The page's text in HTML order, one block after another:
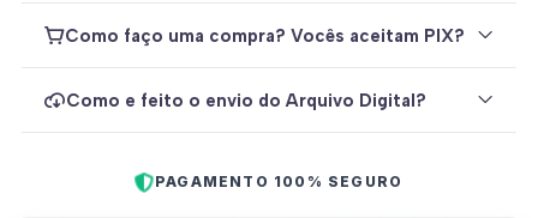
Como faço uma compra? Vocês aceitam PIX?
Como e feito o envio do Arquivo Digital?
PAGAMENTO 100% SEGURO